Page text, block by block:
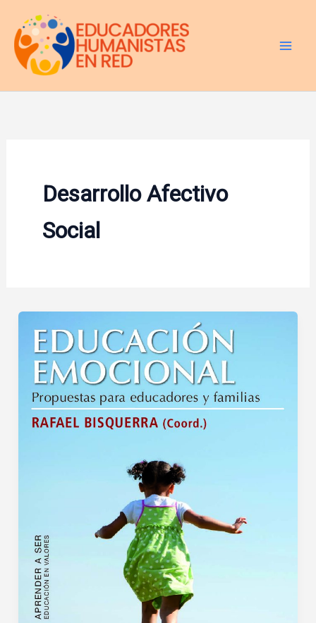
contenido
Desarrollo Afectivo
Social